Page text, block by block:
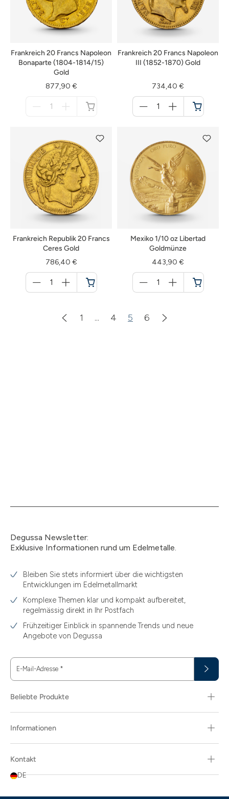
1.49
1.87
11.61
15
15.60
3.10
Frankreich 20 Francs Napoleon
Bonaparte (1804-1814/15)
Gold
877,90 €
Frankreich 20 Francs Napoleon
III (1852-1870) Gold
734,40 €
für
Warenkorb
Frankreich Republik 20 Francs
Ceres Gold
786,40 €
für
Warenkorb
Mexiko 1/10 oz Libertad
Goldmünze
443,90 €
für
Warenkorb
1 ... 4 5 6
Degussa Newsletter:
Exklusive Informationen rund um Edelmetalle.
Bleiben Sie stets informiert über die wichtigsten
Entwicklungen im Edelmetallmarkt
Komplexe Themen klar und kompakt aufbereitet,
regelmässig direkt in Ihr Postfach
Frühzeitiger Einblick in spannende Trends und neue
Angebote von Degussa
E-Mail-Adresse *
Beliebte Produkte
Informationen
Kontakt
DE